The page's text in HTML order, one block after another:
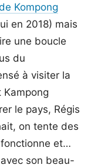
Kompong
en 2018) mais
une boucle
du
à visiter la
Kampong
le pays, Régis
on tente des
et…
son beau-